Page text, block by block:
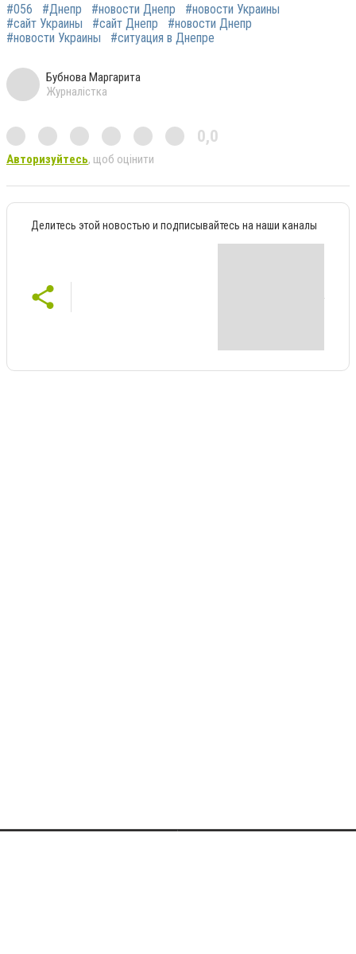
#056 #Днепр #новости Днепр
#новости Украины
#сайт Украины
#сайт Днепр
#новости Днепр
#новости Украины
#ситуация в Днепре
Бубнова Маргарита
Журналістка
0,0
Авторизуйтесь, щоб оцінити
Делитесь этой новостью и подписывайтесь на наши каналы